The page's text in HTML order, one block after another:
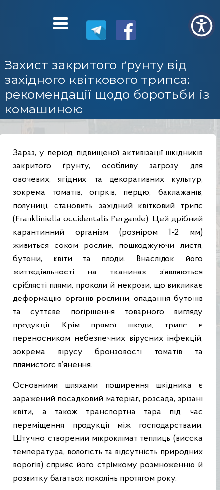
Захист закритого ґрунту від
західного квіткового трипса:
рекомендації щодо боротьби із
комашиною
Зараз, у період підвищеної активізації шкідників
закритого ґрунту, особливу загрозу для
овочевих, ягідних та декоративних культур,
зокрема томатів, огірків, перцю, баклажанів,
полуниці, становить західний квітковий трипс
(Frankliniella occidentalis Pergande). Цей дрібний
карантинний організм (розміром 1-2 мм)
живиться соком рослин, пошкоджуючи листя,
бутони, квіти та плоди. Внаслідок його
життєдіяльності на тканинах з’являються
сріблясті плями, проколи й некрози, що викликає
деформацію органів рослини, опадання бутонів
та суттєве погіршення товарного вигляду
продукції. Крім прямої шкоди, трипс є
переносником небезпечних вірусних інфекцій,
зокрема вірусу бронзовості томатів та
плямистого в’янення.
Основними шляхами поширення шкідника є
заражений посадковий матеріал, розсада, зрізані
квіти, а також транспортна тара під час
переміщення продукції між господарствами.
Штучно створений мікроклімат теплиць (висока
температура, вологість та відсутність природних
ворогів) сприяє його стрімкому розмноженню й
розвитку багатьох поколінь протягом року.